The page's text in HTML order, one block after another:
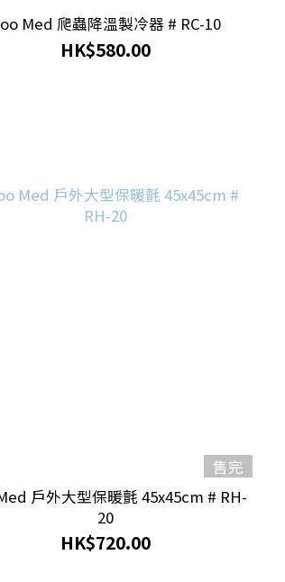
Zoo Med 爬蟲降溫製冷器 # RC-10
HK$580.00
售完
戶外大型保暖氈 45x45cm # RH-
20
HK$720.00